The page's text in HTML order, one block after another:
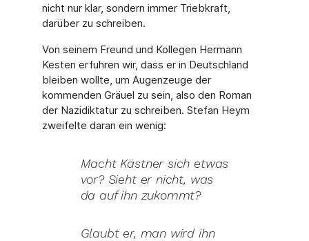
nicht nur klar, sondern immer Triebkraft,
darüber zu schreiben.
Von seinem Freund und Kollegen Hermann
Kesten erfuhren wir, dass er in Deutschland
bleiben wollte, um Augenzeuge der
kommenden Gräuel zu sein, also den Roman
der Nazidiktatur zu schreiben. Stefan Heym
zweifelte daran ein wenig:
Macht Kästner sich etwas
vor? Sieht er nicht, was
da auf ihn zukommt?
Glaubt er, man wird ihn